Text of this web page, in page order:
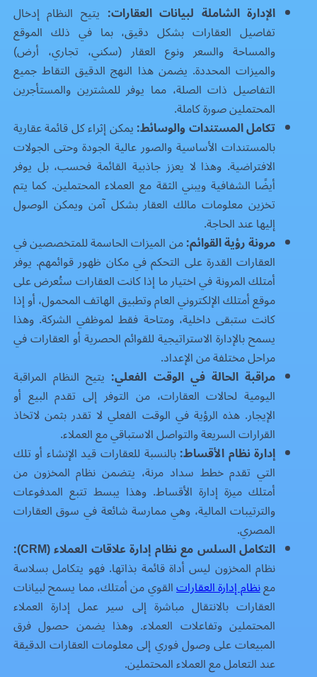
الإدارة الشاملة لبيانات العقارات: يتيح النظام إدخال
تفاصيل العقارات بشكل دقيق، بما في ذلك الموقع
والمساحة والسعر ونوع العقار (سكني، تجاري، أرض)
والميزات المحددة. يضمن هذا النهج الدقيق التقاط جميع
التفاصيل ذات الصلة، مما يوفر للمشترين والمستأجرين
المحتملين صورة كاملة.
تكامل المستندات والوسائط:يمكن إثراء كل قائمة عقارية
بالمستندات الأساسية والصور عالية الجودة وحتى الجولات
الافتراضية. وهذا لا يعزز جاذبية القائمة فحسب، بل يوفر
أيضًا الشفافية ويبني الثقة مع العملاء المحتملين. كما يتم
تخزين معلومات مالك العقار بشكل آمن ويمكن الوصول
إليها عند الحاجة.
مرونة رؤية القوائم:من الميزات الحاسمة للمتخصصين في
العقارات القدرة على التحكم في مكان ظهور قوائمهم. يوفر
أمتلك المرونة في اختيار ما إذا كانت العقارات ستُعرض على
موقع أمتلك الإلكتروني العام وتطبيق الهاتف المحمول، أو إذا
كانت ستبقى داخلية، ومتاحة فقط لموظفي الشركة. وهذا
يسمح بالإدارة الاستراتيجية للقوائم الحصرية أو العقارات في
مراحل مختلفة من الإعداد.
مراقبة الحالة في الوقت الفعلي: يتيح النظام المراقبة
اليومية لحالات العقارات، من التوفر إلى تقدم البيع أو
الإيجار. هذه الرؤية في الوقت الفعلي لا تقدر بثمن لاتخاذ
القرارات السريعة والتواصل الاستباقي مع العملاء.
إدارة نظام الأقساط:بالنسبة للعقارات قيد الإنشاء أو تلك
التي تقدم خطط سداد مرنة، يتضمن نظام المخزون من
أمتلك ميزة إدارة الأقساط. وهذا يبسط تتبع المدفوعات
والترتيبات المالية، وهي ممارسة شائعة في سوق العقارات
المصري.
التكامل السلس مع نظام إدارة علاقات العملاء (CRM):
نظام المخزون ليس أداة قائمة بذاتها. فهو يتكامل بسلاسة
معنظام إدارة العقاراتالقوي من أمتلك، مما يسمح لبيانات
العقارات بالانتقال مباشرة إلى سير عمل إدارة العملاء
المحتملين وتفاعلات العملاء. وهذا يضمن حصول فرق
المبيعات على وصول فوري إلى معلومات العقارات الدقيقة
عند التعامل مع العملاء المحتملين.